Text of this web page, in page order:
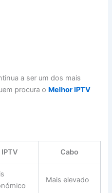
a ser um dos mais
procura o Melhor IPTV
IPTV Cabo
Mais elevado